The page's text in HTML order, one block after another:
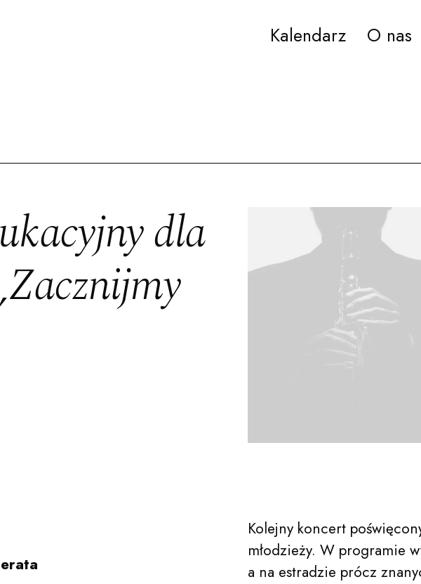
Jana Paderewskiego w Bydgoszczy
Kalendarz O nas
dla
Kolejny koncert
młodzieży. W programie
a na estradzie prócz